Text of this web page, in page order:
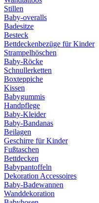
Stillen
Baby-overalls
Badesitze
Besteck
Bettdeckenbezüge für Kinder
Strampelhöschen
Baby-Röcke
Schnullerketten
Boxteppiche
Kissen
Babygummis
Handpflege
Baby-Kleider
Baby-Bandanas
Beilagen
Geschirre für Kinder
Fußtaschen
Bettdecken
Babypantoffeln
Dekoration Accessoires
Baby-Badewannen
Wanddekoration